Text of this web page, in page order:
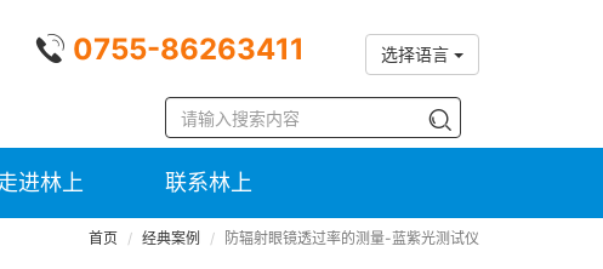
0755-86263411 选择语言
进林上 联系林上
首页 经典案例 防辐射眼镜透过率的测量-蓝紫光测试仪